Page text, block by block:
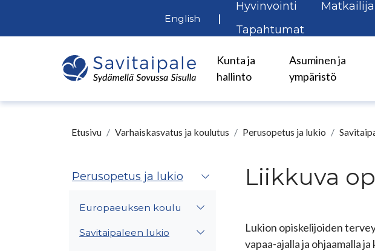
English |
Hyvinvointi
Tapahtumat
Kunta ja
hallinto
Asuminen ja
ympäristö
Etusivu Varhaiskasvatus ja koulutus Perusopetus ja lukio
Perusopetus ja lukio
Europaeuksen koulu
Savitaipaleen lukio
Liikkuva
Lukion opiskelijoiden
vapaa-ajalla ja ohjaamalla